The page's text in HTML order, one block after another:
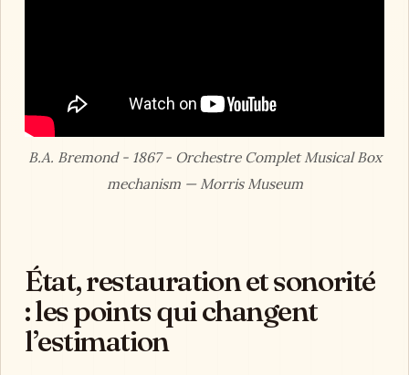
B.A. Bremond - 1867 - Orchestre Complet Musical Box
mechanism — Morris Museum
État, restauration et sonorité
: les points qui changent
l’estimation